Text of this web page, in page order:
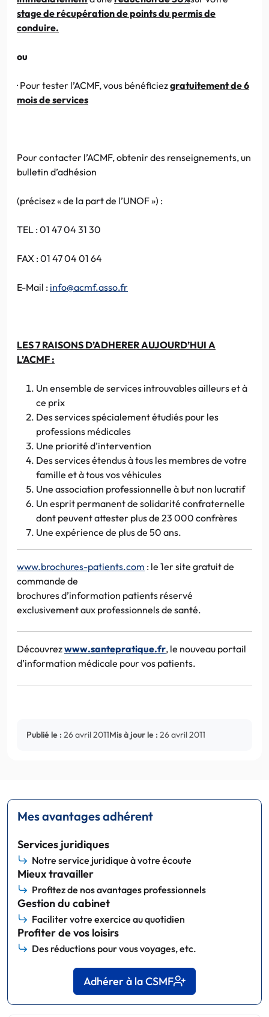
stage de récupération de points du permis de
conduire.
ou
· Pour tester l’ACMF, vous bénéficiezgratuitement de 6
mois de services
Pour contacter l’ACMF, obtenir des renseignements, un
bulletin d’adhésion
(précisez « de la part de l’UNOF») :
TEL : 01 47 04 31 30
FAX : 01 47 04 01 64
E-Mail : info@acmf.asso.fr
LES 7 RAISONS D’ADHERERAUJOURD’HUI A
L’ACMF :
Un ensemble de services introuvables ailleurs et à
ce prix
Des services spécialement étudiés pour les
professions médicales
Une priorité d’intervention
Des services étendus à tous les membres de votre
famille et à tous vos véhicules
Une association professionnelle à but non lucratif
Un esprit permanent de solidarité confraternelle
dont peuvent attester plus de 23 000 confrères
Une expérience de plus de 50 ans.
www.brochures-patients.com : le 1ersite gratuit de
commande de
brochures d’information patients réservé
exclusivement aux professionnels de santé.
Découvrezwww.santepratique.fr, le nouveau portail
d’information médicale pour vos patients.
Publié le : 26 avril 2011Mis à jour le : 26 avril 2011
Mes avantages adhérent
Services juridiques
Notre service juridique à votre écoute
Mieux travailler
Profitez de nos avantages professionnels
Gestion du cabinet
Faciliter votre exercice au quotidien
Profiter de vos loisirs
Des réductions pour vous voyages, etc.
Adhérer à la CSMF